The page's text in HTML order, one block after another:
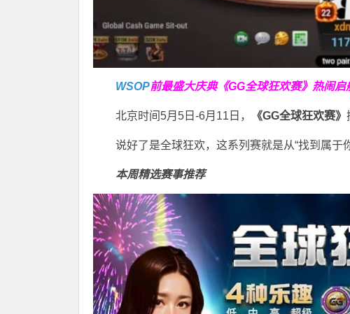
WSOP前最盛大庆典《GG全球狂欢赛》 热闹启
北京时间5月5日-6月11日， 《GG全球狂欢赛》
说好了是全球狂欢，这系列赛就是从“找到属于
本周精选赛事推荐